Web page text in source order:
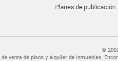
Planes de publicación
©
de venta de pisos y alquiler de inmuebles.